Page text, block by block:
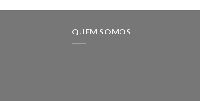
QUEM SOMOS